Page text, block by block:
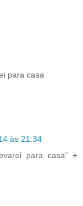
para casa
às 21:34
para casa" +